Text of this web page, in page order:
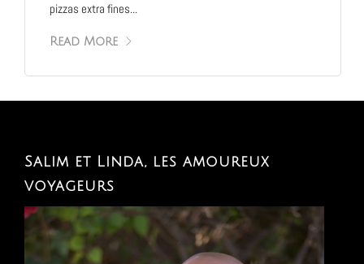
pizzas extra fines...
Read More
Salim et Linda, les amoureux
voyageurs